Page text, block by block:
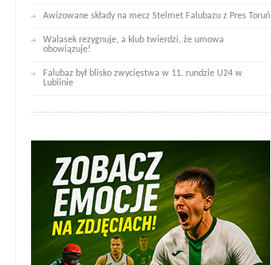
Awizowane składy na mecz Stelmet Falubazu z Pres Toruń
Walasek rezygnuje, a klub twierdzi, że umowa
obowiązuje!
Falubaz był blisko zwycięstwa w 11. rundzie U24 w
Lublinie